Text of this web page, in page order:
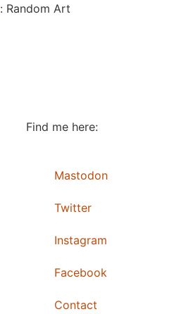
: Random Art
Find me here:
Mastodon
Twitter
Instagram
Facebook
Contact